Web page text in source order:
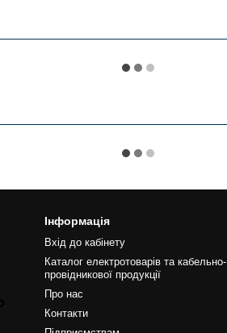
Інформація
Вхід до кабінету
Каталог електротоварів та кабельно-
провідникової продукції
Про нас
Контакти